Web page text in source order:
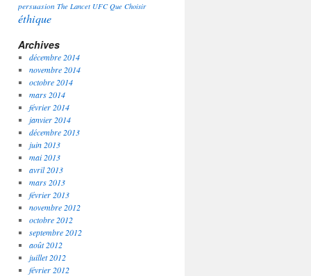
persuasion The Lancet UFC Que Choisir
éthique
Archives
décembre 2014
novembre 2014
octobre 2014
mars 2014
février 2014
janvier 2014
décembre 2013
juin 2013
mai 2013
avril 2013
mars 2013
février 2013
novembre 2012
octobre 2012
septembre 2012
août 2012
juillet 2012
février 2012